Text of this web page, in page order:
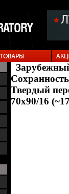
Твердый
70x90/16